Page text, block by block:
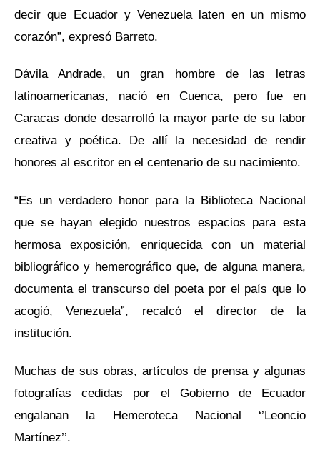
decir que Ecuador y Venezuela laten en un mismo
corazón”, expresó Barreto.
Dávila Andrade, un gran hombre de las letras
latinoamericanas, nació en Cuenca, pero fue en
Caracas donde desarrolló la mayor parte de su labor
creativa y poética. De allí la necesidad de rendir
honores al escritor en el centenario de su nacimiento.
“Es un verdadero honor para la Biblioteca Nacional
que se hayan elegido nuestros espacios para esta
hermosa exposición, enriquecida con un material
bibliográfico y hemerográfico que, de alguna manera,
documenta el transcurso del poeta por el país que lo
acogió, Venezuela”, recalcó el director de la
institución.
Muchas de sus obras, artículos de prensa y algunas
fotografías cedidas por el Gobierno de Ecuador
engalanan la Hemeroteca Nacional ‘’Leoncio
Martínez’’.